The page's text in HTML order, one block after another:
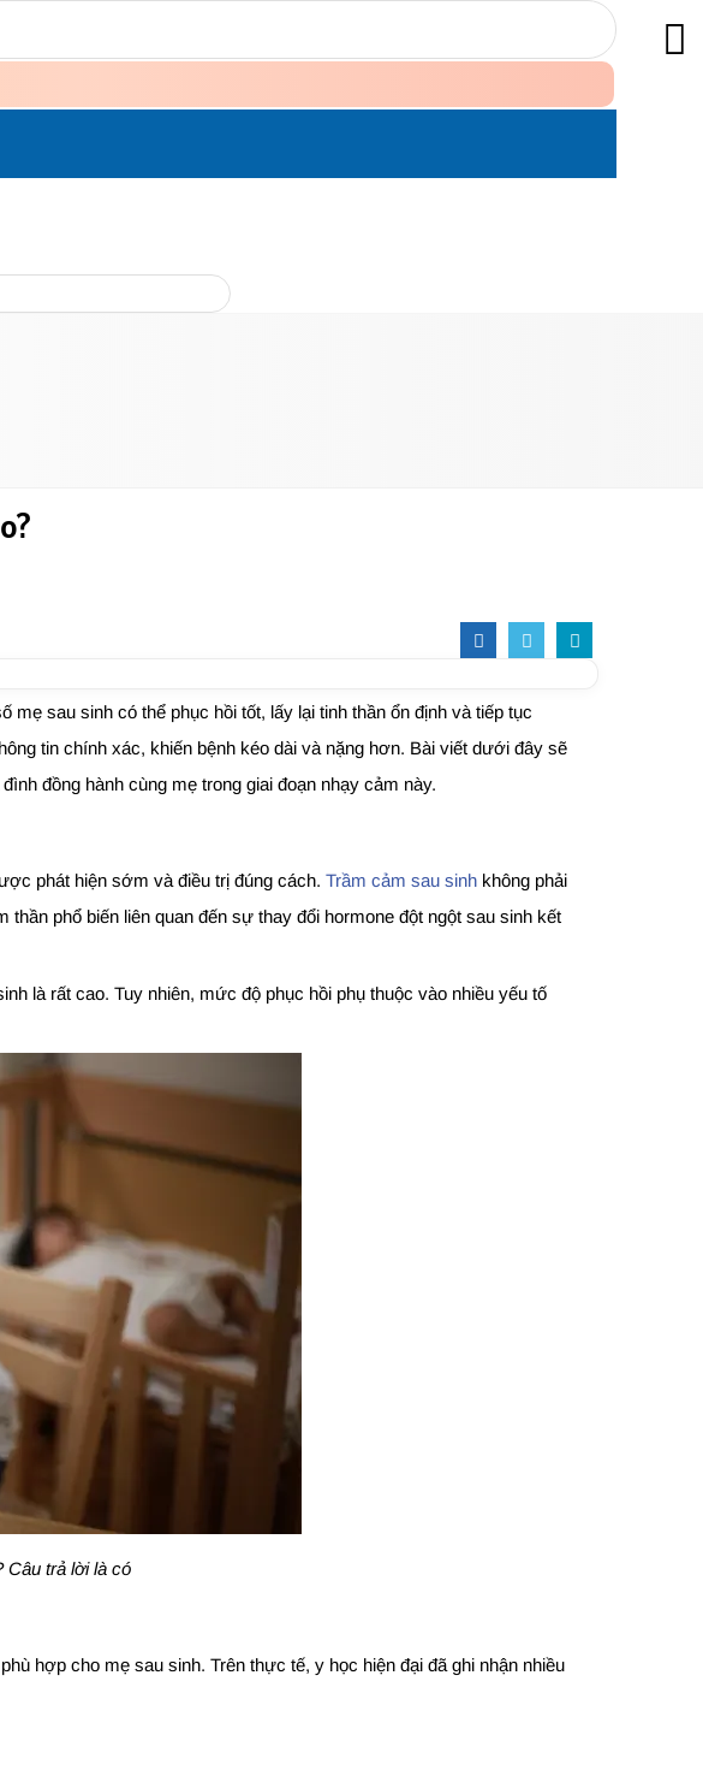
sau sinh có thể phục hồi tốt, lấy lại tinh thần ổn định và tiếp tục
tin chính xác, khiến bệnh kéo dài và nặng hơn. Bài viết dưới đây sẽ
đồng hành cùng mẹ trong giai đoạn nhạy cảm này.
phát hiện sớm và điều trị đúng cách. Trầm cảm sau sinh không phải
phổ biến liên quan đến sự thay đổi hormone đột ngột sau sinh kết
là rất cao. Tuy nhiên, mức độ phục hồi phụ thuộc vào nhiều yếu tố
Câu trả lời là có
hợp cho mẹ sau sinh. Trên thực tế, y học hiện đại đã ghi nhận nhiều